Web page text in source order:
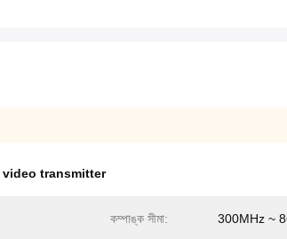
transmitter
কম্পাঙ্ক সীমা: 300MHz ~